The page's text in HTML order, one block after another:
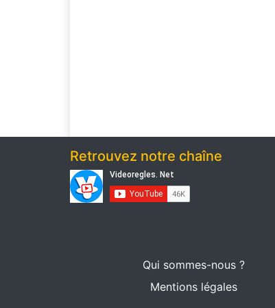
Retrouvez notre chaîne
Qui sommes-nous ?
Mentions légales